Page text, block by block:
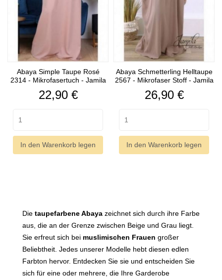
Abaya Simple Taupe Rosé
2314 - Mikrofasertuch - Jamila
Preis
22,90 €
In den Warenkorb legen
Abaya Schmetterling Helltaupe
2567 - Mikrofaser Stoff - Jamila
Preis
26,90 €
In den Warenkorb legen
Die taupefarbene Abaya zeichnet sich durch ihre Farbe
aus, die an der Grenze zwischen Beige und Grau liegt.
Sie erfreut sich bei muslimischen Frauen großer
Beliebtheit. Jedes unserer Modelle hebt diesen edlen
Farbton hervor. Entdecken Sie sie und entscheiden Sie
sich für eine oder mehrere, die Ihre Garderobe